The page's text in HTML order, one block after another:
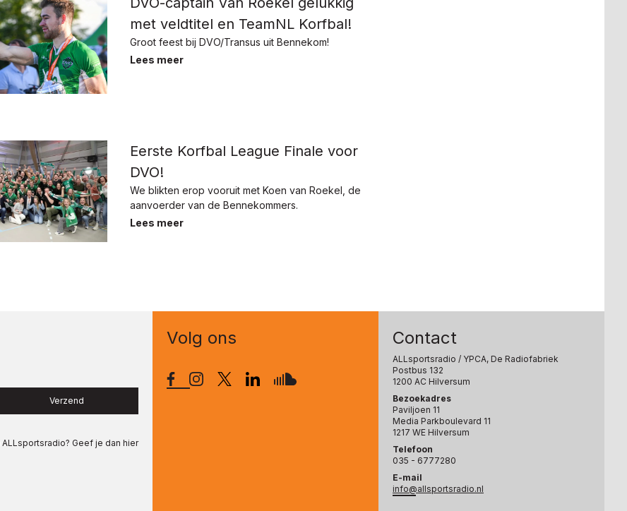
met veldtitel en TeamNL Korfbal!
Groot feest bij DVO/Transus uit Bennekom!
Lees meer
Eerste Korfbal League Finale voor
DVO!
We blikten erop vooruit met Koen van Roekel, de
aanvoerder van de Bennekommers.
Lees meer
Verzend
ALLsportsradio? Geef je dan hier
Volg ons Contact
ALLsportsradio / YPCA, De Radiofabriek
Postbus 132
1200 AC Hilversum
Bezoekadres
Paviljoen 11
Media Parkboulevard 11
1217 WE Hilversum
Telefoon
035 - 6777280
E-mail
info@allsportsradio.nl